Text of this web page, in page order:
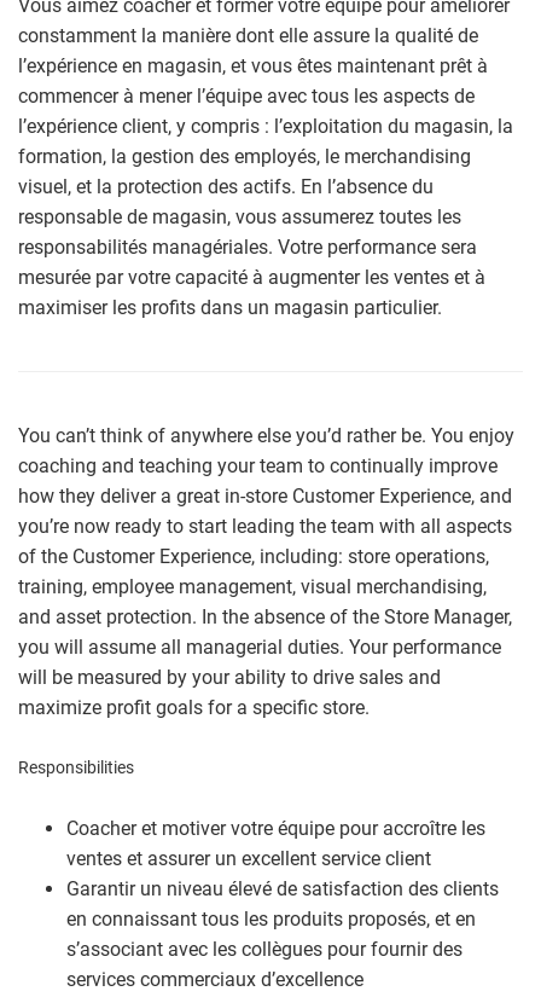
Vous aimez coacher et former votre équipe pour améliorer
constamment la manière dont elle assure la qualité de
l’expérience en magasin, et vous êtes maintenant prêt à
commencer à mener l’équipe avec tous les aspects de
l’expérience client, y compris : l’exploitation du magasin, la
formation, la gestion des employés, le merchandising
visuel, et la protection des actifs. En l’absence du
responsable de magasin, vous assumerez toutes les
responsabilités managériales. Votre performance sera
mesurée par votre capacité à augmenter les ventes et à
maximiser les profits dans un magasin particulier.
You can’t think of anywhere else you’d rather be. You enjoy
coaching and teaching your team to continually improve
how they deliver a great in-store Customer Experience, and
you’re now ready to start leading the team with all aspects
of the Customer Experience, including: store operations,
training, employee management, visual merchandising,
and asset protection. In the absence of the Store Manager,
you will assume all managerial duties. Your performance
will be measured by your ability to drive sales and
maximize profit goals for a specific store.
Responsibilities
Coacher et motiver votre équipe pour accroître les
ventes et assurer un excellent service client
Garantir un niveau élevé de satisfaction des clients
en connaissant tous les produits proposés, et en
s’associant avec les collègues pour fournir des
services commerciaux d’excellence